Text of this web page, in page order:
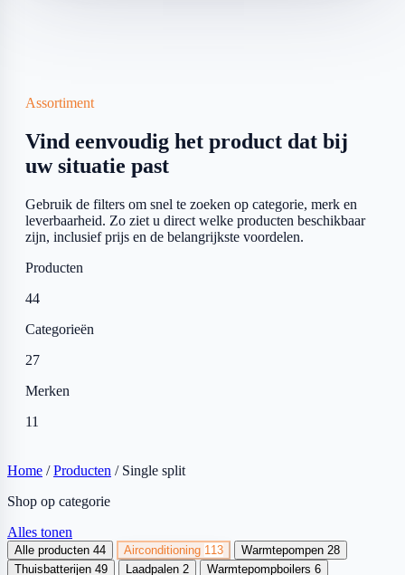
Assortiment
Vind eenvoudig het product dat bij
uw situatie past
Gebruik de filters om snel te zoeken op categorie, merk en
leverbaarheid. Zo ziet u direct welke producten beschikbaar
zijn, inclusief prijs en de belangrijkste voordelen.
Producten
44
Categorieën
27
Merken
11
Home / Producten / Single split
Shop op categorie
Alles tonen
Alle producten 44 Airconditioning 113 Warmtepompen 28
Thuisbatterijen 49 Laadpalen 2 Warmtepompboilers 6